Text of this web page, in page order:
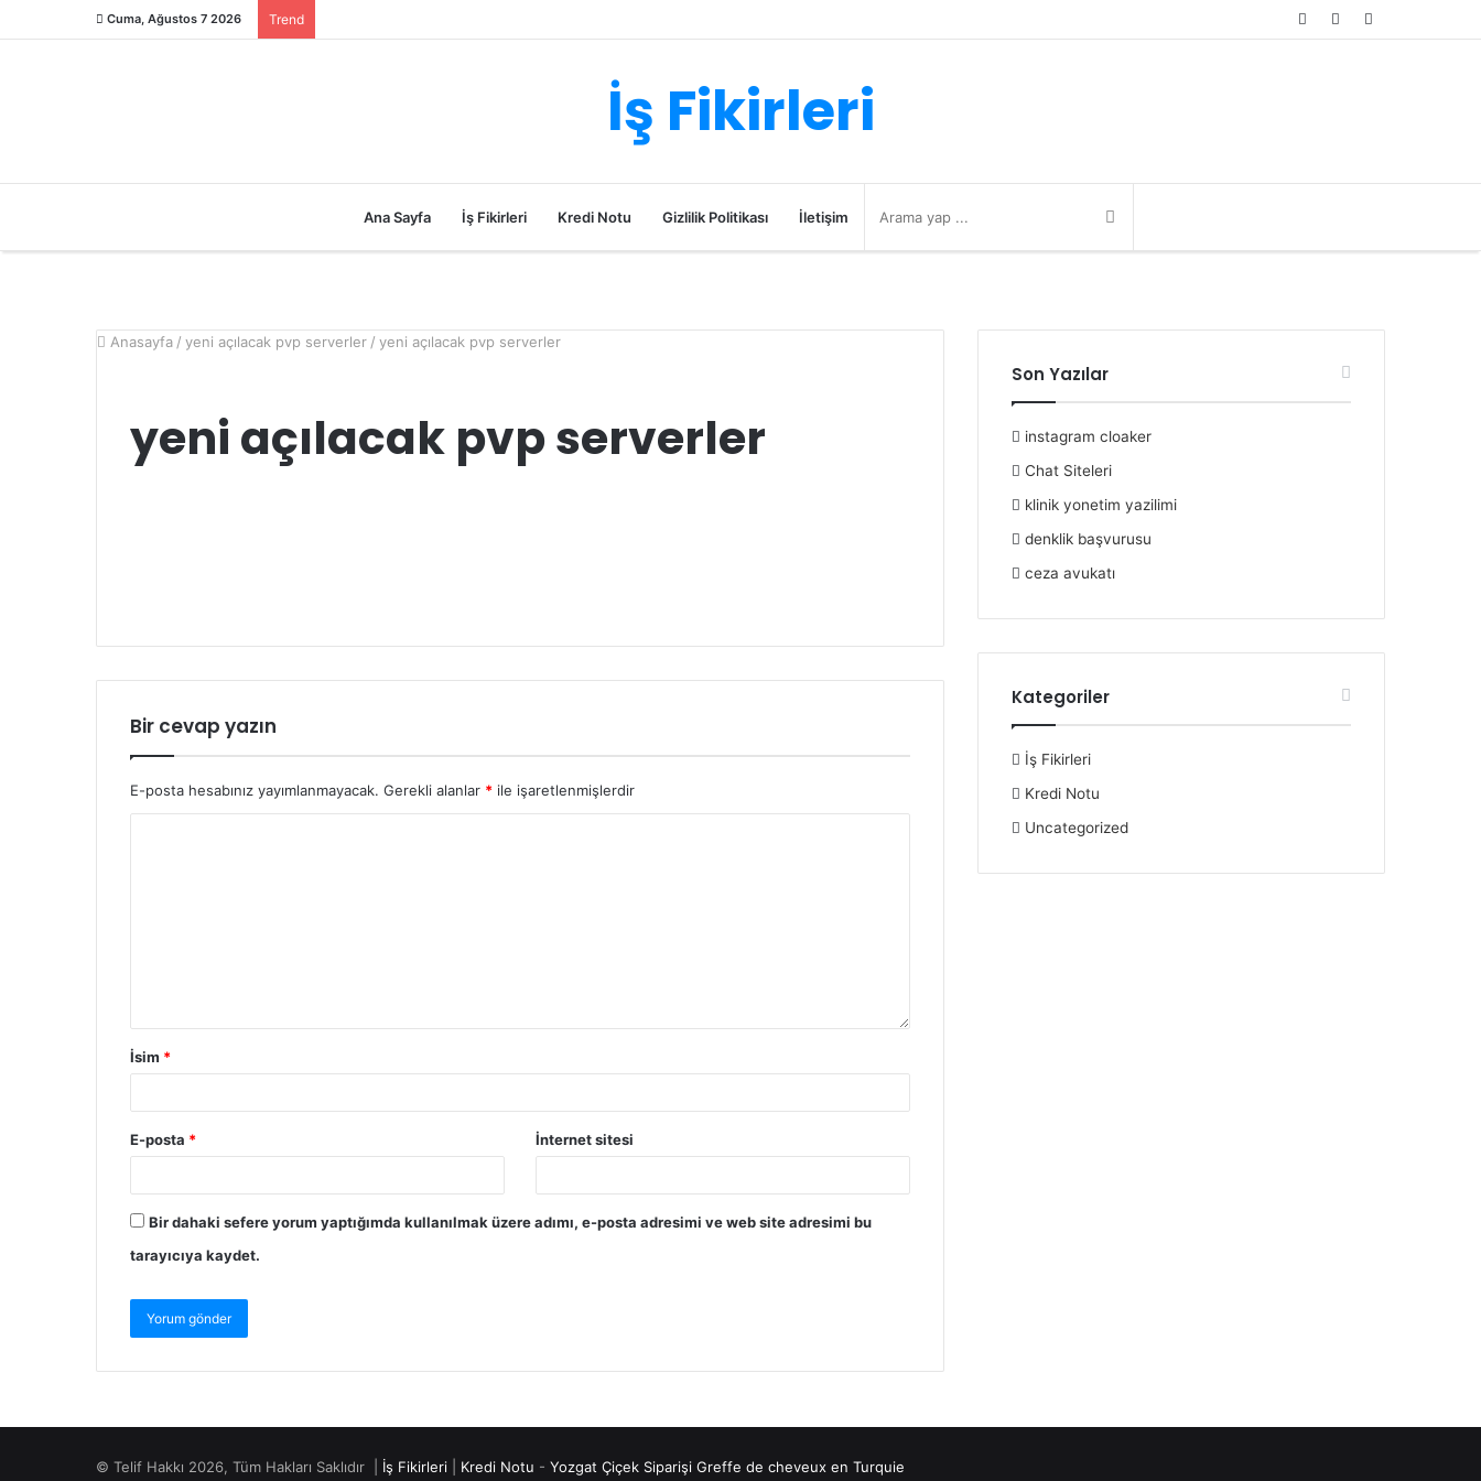
Cuma, Ağustos 7 2026 Trend Kayıt
Rastgele
İş Fikirleri
Ana Sayfa İş Fikirleri Kredi Notu Gizlilik Politikası İletişim
Anasayfa / yeni açılacak pvp serverler / yeni açılacak pvp serverler
yeni açılacak pvp serverler
Bir cevap yazın
E-posta hesabınız yayımlanmayacak. Gerekli alanlar * ile işaretlenmişlerdir
İsim *
E-posta * İnternet sitesi
Bir dahaki sefere yorum yaptığımda kullanılmak üzere adımı, e-posta adresimi ve web site adresimi bu
tarayıcıya kaydet.
Son Yazılar
instagram cloaker
Chat Siteleri
klinik yonetim yazilimi
denklik başvurusu
ceza avukatı
Kategoriler
İş Fikirleri
Kredi Notu
Uncategorized
© Telif Hakkı 2026, Tüm Hakları Saklıdır | İş Fikirleri Kredi Notu - Yozgat Çiçek Siparişi Greffe de cheveux en Turquie